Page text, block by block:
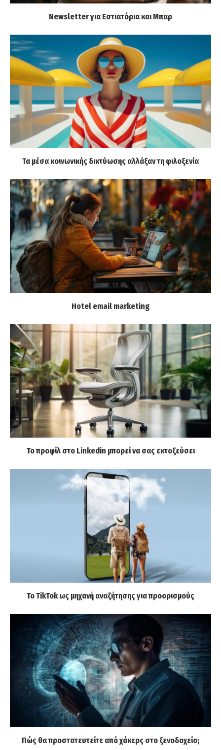
Newsletter για Εστιατόρια και Μπαρ
Τα μέσα κοινωνικής δικτύωσης αλλάξαν τη φιλοξενία
Hotel email marketing
Το προφίλ στο Linkedin μπορεί να σας εκτοξεύσει
Το TikTok ως μηχανή αναζήτησης για προορισμούς
Πώς θα προστατευτείτε από χάκερς στο ξενοδοχείο;